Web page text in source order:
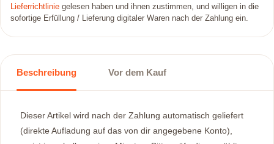
Lieferrichtlinie gelesen haben und ihnen zustimmen, und willigen in die
sofortige Erfüllung / Lieferung digitaler Waren nach der Zahlung ein.
Beschreibung Vor dem Kauf
Dieser Artikel wird nach der Zahlung automatisch geliefert
(direkte Aufladung auf das von dir angegebene Konto),